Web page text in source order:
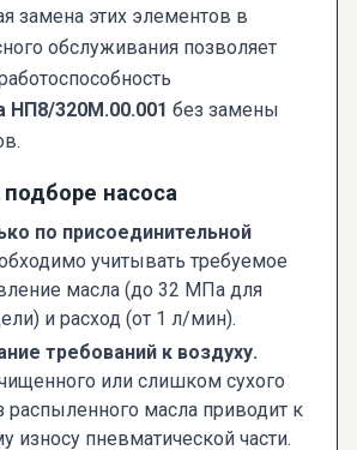
замена этих элементов в
обслуживания позволяет
НП8/320М.00.001 без замены
насоса
по присоединительной
учитывать требуемое
масла (до 32 МПа для
и расход (от 1 л/мин).
требований к воздуху.
или слишком сухого
распыленного масла приводит к
износу пневматической части.